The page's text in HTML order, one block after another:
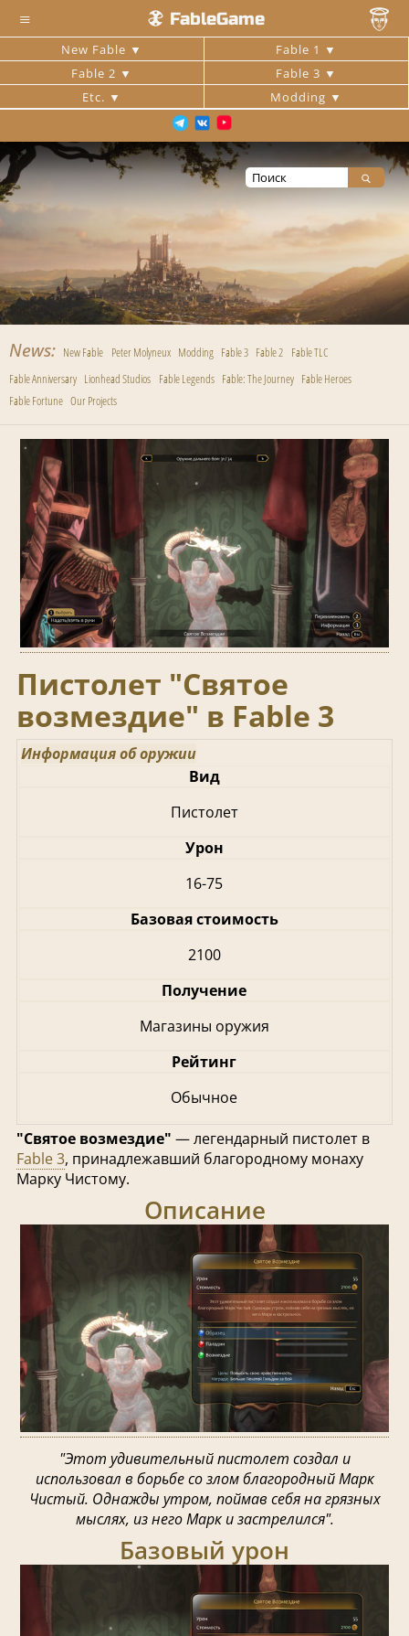
≡ FableGame
New Fable
Fable 1
Fable 2
Fable 3
Etc.
Modding
News New Fable Peter Molyneux Modding Fable 3 Fable 2 Fable TLC
Fable Anniversary Lionhead Studios Fable Legends Fable: The Journey Fable Heroes
Fable Fortune Our Projects
Пистолет "Святое
возмездие" в Fable 3
Информация об оружии
Вид
Пистолет
Урон
16-75
Базовая стоимость
2100
Получение
Магазины оружия
Рейтинг
Обычное
"Святое возмездие" — легендарный пистолет в
Fable 3, принадлежавший благородному монаху
Марку Чистому.
Описание
"Этот удивительный пистолет создал и
использовал в борьбе со злом благородный Марк
Чистый. Однажды утром, поймав себя на грязных
мыслях, из него Марк и застрелился".
Базовый урон